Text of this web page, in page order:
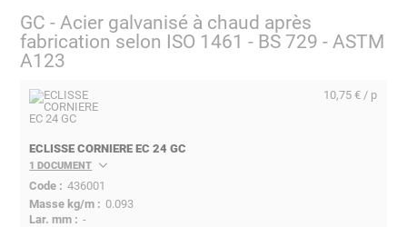
GC - Acier galvanisé à chaud après
fabrication selon ISO 1461 - BS 729 - ASTM
A123
ECLISSE CORNIERE EC 24 GC
1 DOCUMENT
436001
0.093
-
10,75 € / p